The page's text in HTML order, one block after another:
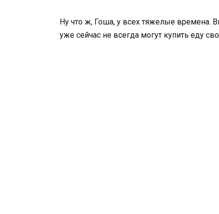
Ну что ж, Гоша, у всех тяжелые времена.
уже сейчас не всегда могут купить еду